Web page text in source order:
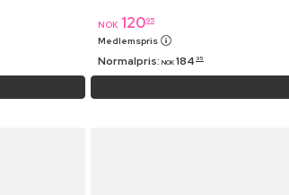
NOK 12095
Medlemspris
Normalpris: NOK 184 95